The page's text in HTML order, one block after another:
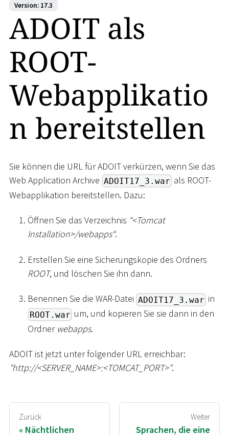
Version: 17.3
ADOIT als
ROOT-
Webapplikatio
n bereitstellen
Sie können die URL für ADOIT verkürzen, wenn Sie das
Web Application Archive ADOIT17_3.war als ROOT-
Webapplikation bereitstellen. Dazu:
Öffnen Sie das Verzeichnis “<Tomcat
Installation>/webapps“.
Erstellen Sie eine Sicherungskopie des Ordners
ROOT, und löschen Sie ihn dann.
Benennen Sie die WAR-Datei ADOIT17_3.war in
ROOT.war um, und kopieren Sie sie dann in den
Ordner webapps.
ADOIT ist jetzt unter folgender URL erreichbar:
"http://<SERVER_NAME>:<TOMCAT_PORT>".
Zurück
Nächtlichen
Weiter
Sprachen, die eine